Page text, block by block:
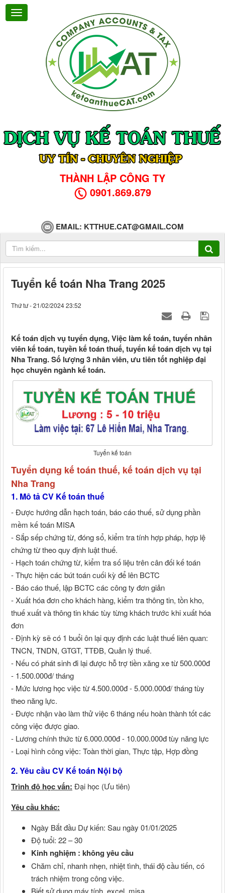
THÀNH LẬP CÔNG TY
0901.869.879
EMAIL: KTTHUE.CAT@GMAIL.COM
Tuyển kế toán Nha Trang 2025
Thứ tư - 21/02/2024 23:52
Kế toán dịch vụ tuyển dụng, Việc làm kế toán, tuyển nhân
viên kế toán, tuyền kế toán thuế, tuyển kế toán dịch vụ tại
Nha Trang. Số lượng 3 nhân viên, ưu tiên tốt nghiệp đại
học chuyên ngành kế toán.
Tuyển kế toán
Tuyển dụng kế toán thuế, kế toán dịch vụ tại
Nha Trang
1. Mô tả CV Kế toán thuế
- Được hướng dẫn hạch toán, báo cáo thuế, sử dụng phần
mềm kế toán MISA
- Sắp sếp chứng từ, đóng sổ, kiểm tra tính hợp pháp, hợp lệ
chứng từ theo quy định luật thuế.
- Hạch toán chứng từ, kiểm tra số liệu trên cân đối kế toán
- Thực hiện các bút toán cuối kỳ để lên BCTC
- Báo cáo thuế, lập BCTC các công ty đơn giản
- Xuất hóa đơn cho khách hàng, kiểm tra thông tin, tồn kho,
thuế xuất và thông tin khác tùy từng khách trước khi xuất hóa
đơn
- Định kỳ sẽ có 1 buổi ôn lại quy định các luật thuế liên quan:
TNCN, TNDN, GTGT, TTĐB, Quản lý thuế.
- Nếu có phát sinh đi lại được hỗ trợ tiền xăng xe từ 500.000đ
- 1.500.000đ/ tháng
- Mức lương học việc từ 4.500.000đ - 5.000.000đ/ tháng tùy
theo năng lực.
- Được nhận vào làm thử việc 6 tháng nếu hoàn thành tốt các
công việc được giao.
- Lương chính thức từ 6.000.000đ - 10.000.000đ tùy năng lực
- Loại hình công việc: Toàn thời gian, Thực tập, Hợp đồng
2. Yêu cầu CV Kế toán Nội bộ
Trình độ học vấn: Đại học (Ưu tiên)
Yêu cầu khác:
Ngày Bắt đầu Dự kiến: Sau ngày 01/01/2025
Độ tuổi: 22 – 30
Kinh nghiệm : không yêu cầu
Chăm chỉ, nhanh nhẹn, nhiệt tình, thái độ cầu tiến, có
trách nhiệm trong công việc.
Biết sử dụng máy tính, excel, misa